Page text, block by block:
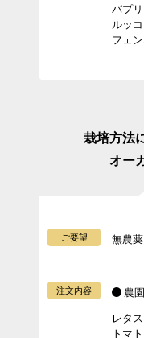
パプ
ルッ
フェ
栽培方法
オー
ご要望 無農
注文内容
農
レタス
トマト